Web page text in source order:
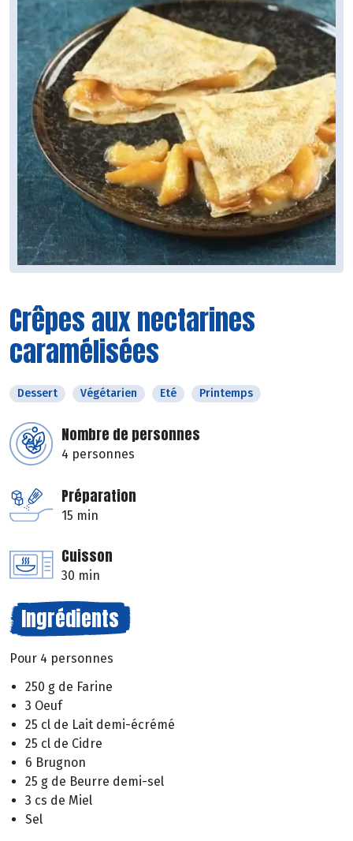
Crêpes aux nectarines
caramélisées
Dessert Végétarien Eté Printemps
Nombre de personnes
4 personnes
Préparation
15 min
Cuisson
30 min
Ingrédients
Pour 4 personnes
250 g de Farine
3 Oeuf
25 cl de Lait demi-écrémé
25 cl de Cidre
6 Brugnon
25 g de Beurre demi-sel
3 cs de Miel
Sel